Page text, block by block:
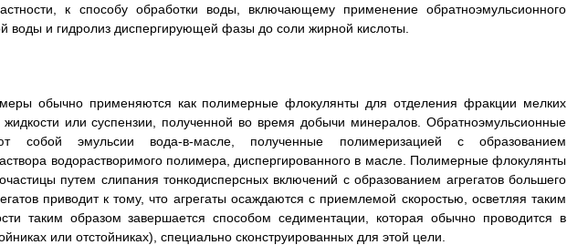
к способу обработки воды, включающему применение обратноэмульсионного
и гидролиз диспергирующей фазы до соли жирной кислоты.
обычно применяются как полимерные флокулянты для отделения фракции мелких
жидкости или суспензии, полученной во время добычи минералов. Обратноэмульсионные
собой эмульсии вода-в-масле, полученные полимеризацией с образованием
водорастворимого полимера, диспергированного в масле. Полимерные флокулянты
путем слипания тонкодисперсных включений с образованием агрегатов большего
приводит к тому, что агрегаты осаждаются с приемлемой скоростью, осветляя таким
таким образом завершается способом седиментации, которая обычно проводится в
или отстойниках), специально сконструированных для этой цели.